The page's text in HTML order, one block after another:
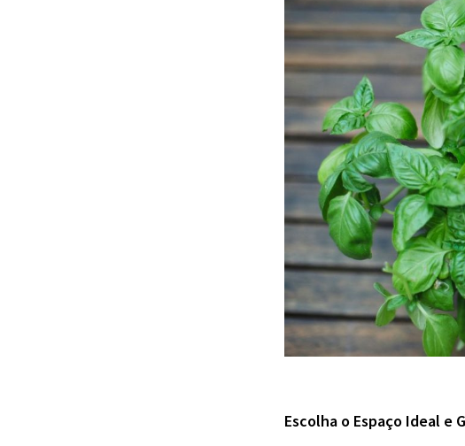
Escolha o Espaço Ideal e